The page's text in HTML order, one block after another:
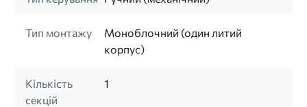
Тип монтажу
Моноблочний (один литий
корпус)
Кількість
секцій
1